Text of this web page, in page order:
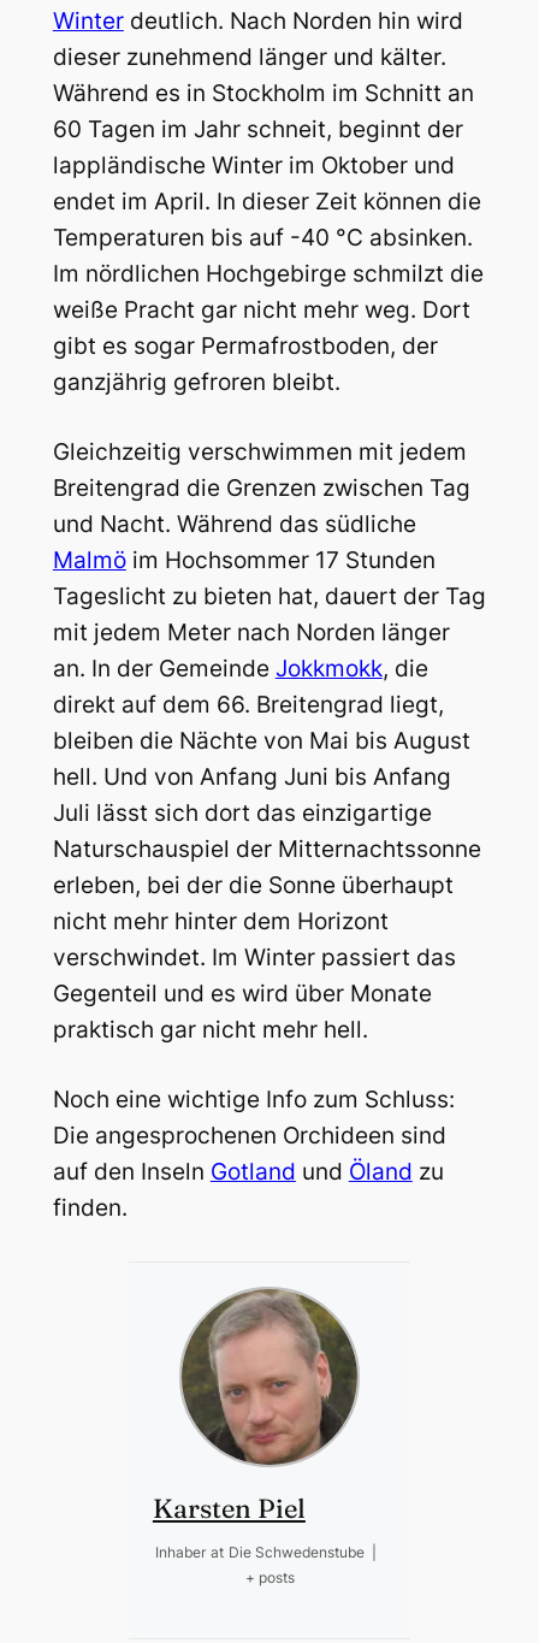
Winterdeutlich. Nach Norden hin wird
dieser zunehmend länger und kälter.
Während es in Stockholm im Schnitt an
60 Tagen im Jahr schneit, beginnt der
lappländische Winter im Oktober und
endet im April. In dieser Zeit können die
Temperaturen bis auf -40 °C absinken.
Im nördlichen Hochgebirge schmilzt die
weiße Pracht gar nicht mehr weg. Dort
gibt es sogar Permafrostboden, der
ganzjährig gefroren bleibt.
Gleichzeitig verschwimmen mit jedem
Breitengrad die Grenzen zwischen Tag
und Nacht. Während das südliche
Malmöim Hochsommer 17 Stunden
Tageslicht zu bieten hat, dauert der Tag
mit jedem Meter nach Norden länger
an. In der Gemeinde Jokkmokk, die
direkt auf dem 66. Breitengrad liegt,
bleiben die Nächte von Mai bis August
hell. Und von Anfang Juni bis Anfang
Juli lässt sich dort das einzigartige
Naturschauspiel der Mitternachtssonne
erleben, bei der die Sonne überhaupt
nicht mehr hinter dem Horizont
verschwindet. Im Winter passiert das
Gegenteil und es wird über Monate
praktisch gar nicht mehr hell.
Noch eine wichtige Info zum Schluss:
Die angesprochenen Orchideen sind
auf den Inseln Gotland und Öland zu
finden.
Karsten Piel
Inhaber at Die Schwedenstube
+ posts